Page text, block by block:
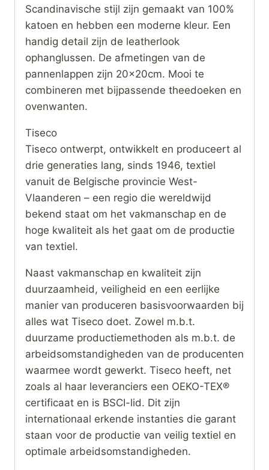
Scandinavische stijl zijn gemaakt van 100%
katoen en hebben een moderne kleur. Een
handig detail zijn de leatherlook
ophanglussen. De afmetingen van de
pannenlappen zijn 20x20cm. Mooi te
combineren met bijpassende theedoeken en
ovenwanten.
Tiseco
Tiseco ontwerpt, ontwikkelt en produceert al
drie generaties lang, sinds 1946, textiel
vanuit de Belgische provincie West-
Vlaanderen – een regio die wereldwijd
bekend staat om het vakmanschap en de
hoge kwaliteit als het gaat om de productie
van textiel.
Naast vakmanschap en kwaliteit zijn
duurzaamheid, veiligheid en een eerlijke
manier van produceren basisvoorwaarden bij
alles wat Tiseco doet. Zowel m.b.t.
duurzame productiemethoden als m.b.t. de
arbeidsomstandigheden van de producenten
waarmee wordt gewerkt. Tiseco heeft, net
zoals al haar leveranciers een OEKO-TEX®
certificaat en is BSCI-lid. Dit zijn
internationaal erkende instanties die garant
staan voor de productie van veilig textiel en
optimale arbeidsomstandigheden.